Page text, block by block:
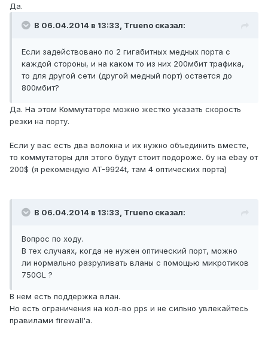
Да.
В 06.04.2014 в 13:33, Trueno сказал:
Если задействовано по 2 гигабитных медных порта с
каждой стороны, и на каком то из них 200мбит трафика,
то для другой сети (другой медный порт) остается до
800мбит?
Да. На этом Коммутаторе можно жестко указать скорость
резки на порту.
Если у вас есть два волокна и их нужно объединить вместе,
то коммутаторы для этого будут стоит подороже. бу на ebay от
200$ (я рекомендую AT-9924t, там 4 оптических порта)
В 06.04.2014 в 13:33, Trueno сказал:
Вопрос по ходу.
В тех случаях, когда не нужен оптический порт, можно
ли нормально разруливать вланы с помощью микротиков
750GL ?
В нем есть поддержка влан.
Но есть ограничения на кол-во pps и не сильно увлекайтесь
правилами firewall'a.